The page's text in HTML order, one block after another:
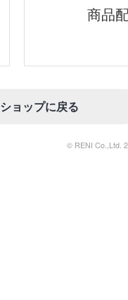
商品
ショップに戻る
© RENI Co.,Ltd.